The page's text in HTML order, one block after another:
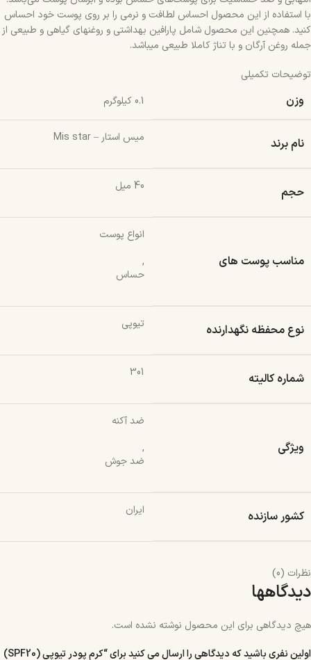
با استفاده از این محصول احساس لطافت و نرمی را بر روی پوست خود احساس
کنید. همچنین این محصول شامل پارافین بهداشتی و روغنهای گیاهی و طبیعی از
جمله روغن آرگان و با تناژ کاملا طبیعی میباشد.
توضیحات تکمیلی
وزن 0.1 کیلوگرم
نام برند میس استار – Mis star
حجم 40 میل
مناسب پوست های
انواع پوست
,
حساس
نوع محفظه نگهدارنده تیوپی
شماره کالیته 301
ویژگی
ضد آکنه
,
ضد جوش
کشور سازنده ایران
نظرات (0)
دیدگاهها
هیچ دیدگاهی برای این محصول نوشته نشده است.
اولین نفری باشید که دیدگاهی را ارسال می کنید برای “کرم پودر تیوپی (SPF20)